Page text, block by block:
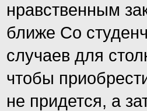
нравственным
ближе Со
случаев для
чтобы
не придется, а